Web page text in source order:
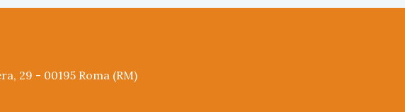
29 - 00195 Roma (RM)